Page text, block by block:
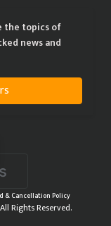
the topics of
news and
& Cancellation Policy
Rights Reserved.